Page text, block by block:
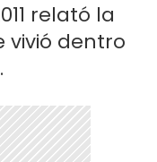
relató la
vivió dentro